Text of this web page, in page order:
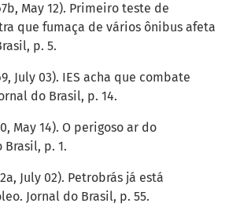
May 12). Primeiro teste de
que fumaça de vários ônibus afeta
p. 5.
July 03). IES acha que combate
do Brasil, p. 14.
May 14). O perigoso ar do
Brasil, p. 1.
July 02). Petrobrás já está
Jornal do Brasil, p. 55.